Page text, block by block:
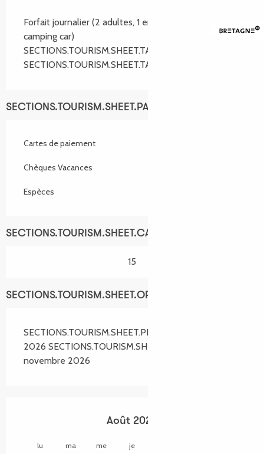
Forfait journalier (2 adultes, 1 emplacement, 1
camping car)
SECTIONS.TOURISM.SHEET.TARIFFS.FROM
SECTIONS.TOURISM.SHEET.TARIFFS.TO
SECTIONS.TOURISM.SHEET.PAYMENTS_METHODS
Cartes de paiement
Chèques Vacances
Espèces
SECTIONS.TOURISM.SHEET.CAPACITY
15
SECTIONS.TOURISM.SHEET.OPENINGS
SECTIONS.TOURISM.SHEET.PERIODS.FROM 4 avril
2026 SECTIONS.TOURISM.SHEET.PERIODS.UNTIL 1
novembre 2026
Août 2026
lu ma me je